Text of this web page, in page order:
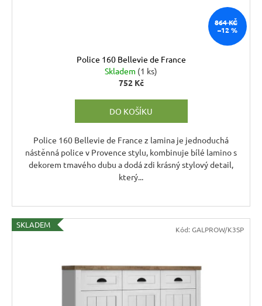
864 KČ
–12 %
Police 160 Bellevie de France
Skladem (1 ks)
752 Kč
DO KOŠÍKU
Police 160 Bellevie de France z lamina je jednoduchá
nástěnná police v Provence stylu, kombinuje bílé lamino s
dekorem tmavého dubu a dodá zdi krásný stylový detail,
který...
SKLADEM Kód: GALPROW/K3SP